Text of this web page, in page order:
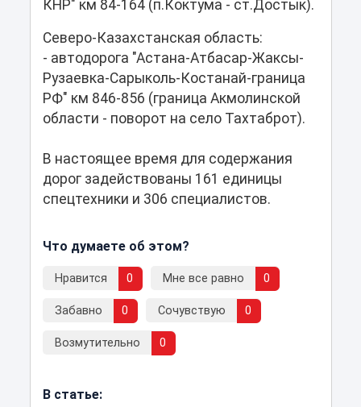
КНР" км 84-164 (п.Коктума - ст.Достык).
Северо-Казахстанская область:
- автодорога "Астана-Атбасар-Жаксы-
Рузаевка-Сарыколь-Костанай-граница
РФ" км 846-856 (граница Акмолинской
области - поворот на село Тахтаброт).
В настоящее время для содержания
дорог задействованы 161 единицы
спецтехники и 306 специалистов.
Что думаете об этом?
Нравится 0 Мне все равно 0
Забавно 0 Сочувствую 0
Возмутительно 0
В статье: